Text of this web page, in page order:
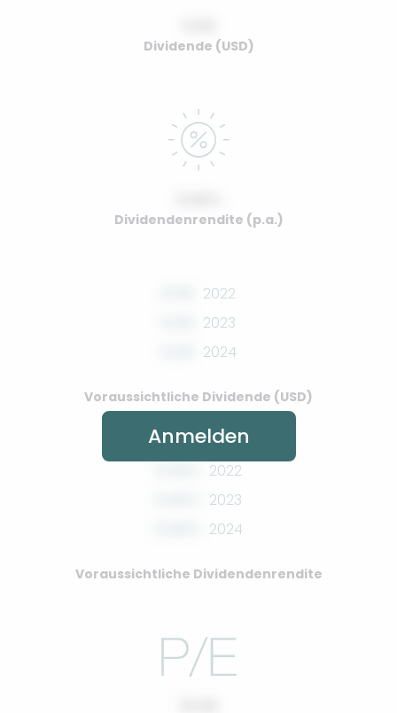
Dividende (USD)
Dividendenrendite (p.a.)
2022
2023
2024
Voraussichtliche Dividende (USD)
2022
2023
2024
Voraussichtliche Dividendenrendite
Anmelden